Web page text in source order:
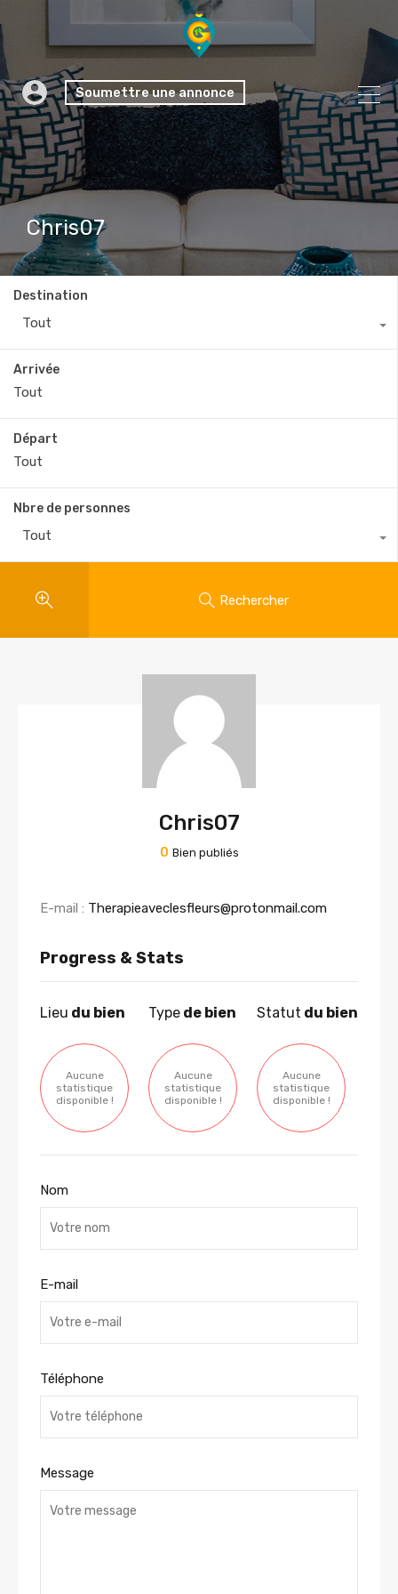
Soumettre une annonce
Chris07
Destination
Tout
Arrivée
Départ
Nbre de personnes
Tout
Rechercher
Chris07
0 Bien publiés
E-mail : Therapieaveclesfleurs@protonmail.com
Progress & Stats
Lieu du bien
Aucune
statistique
disponible !
Type de bien
Aucune
statistique
disponible !
Statut du bien
Aucune
statistique
disponible !
Nom
E-mail
Téléphone
Message